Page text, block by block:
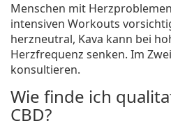
Menschen mit
intensiven Workouts
herzneutral, Kava kann bei
Herzfrequenz senken. Im
konsultieren.
Wie finde ich
CBD?